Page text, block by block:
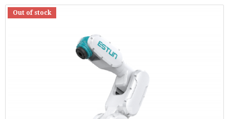
Out of stock